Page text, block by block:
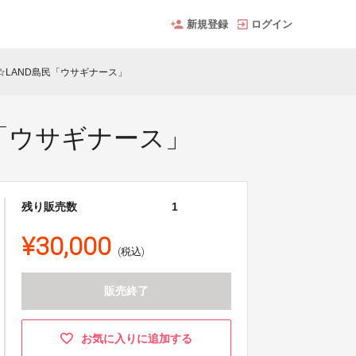
新規登録 ログイン
島民「ウサギナース」
サギナース」
残り販売数 1
¥30,000 (税込)
販売終了
お気に入りに追加する